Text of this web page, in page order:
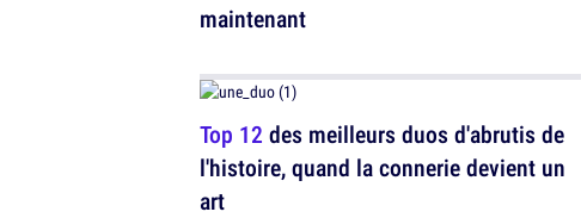
maintenant
Top 12 des meilleurs duos d'abrutis de
l'histoire, quand la connerie devient un
art